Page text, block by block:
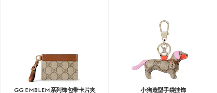
GG EMBLEM系列饰包带卡片夹 小狗造型手袋挂饰